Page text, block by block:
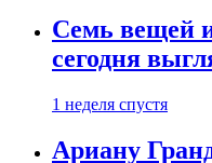
Семь вещей
сегодня
1 неделя спустя
Ариану